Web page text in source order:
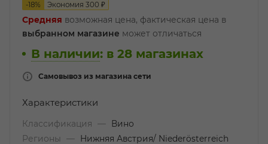
-18% Экономия 300 ₽
Средняя возможная цена, фактическая цена в
выбранном магазине может отличаться
В наличии: в 28 магазинах
Самовывоз из магазина сети
Характеристики
Классификация —
Вино
Регионы
—
Нижняя Австрия/ Niederösterreich